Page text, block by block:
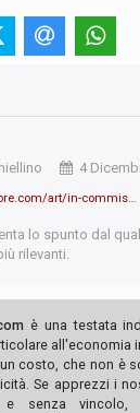
4
lo spunto dal
rilevanti.
è una testata
all'economia
costo, che non è
Se apprezzi i
senza vincolo,